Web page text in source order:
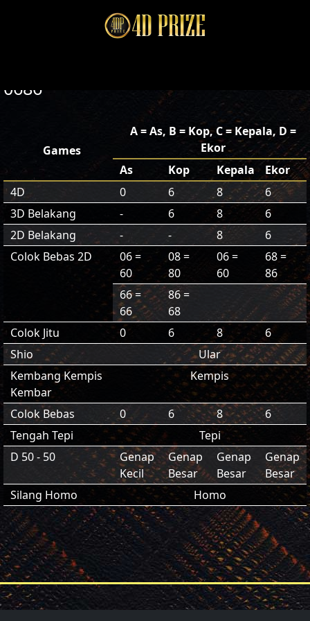
0686
Games
A = As, B = Kop, C = Kepala, D =
Ekor
As
Kop Kepala
Ekor
4D
0 6 8
6
3D Belakang
- 6 8
6
2D Belakang
- - 8
6
Colok Bebas 2D
06 =
60
08 =
80
06 =
60
68 =
86
66 =
66
86 =
68
Colok Jitu
0 6 8
6
Shio
Ular
Kembang Kempis
Kembar
Kempis
Colok Bebas 0 6 8
6
Tengah Tepi
Tepi
D 50 - 50
Genap
Kecil
Genap
Besar
Genap
Besar
Genap
Besar
Silang Homo
Homo